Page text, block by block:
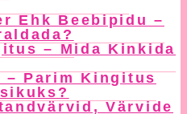
Ehk Beebipidu –
– Mida Kinkida
– Parim Kingitus
Värvide